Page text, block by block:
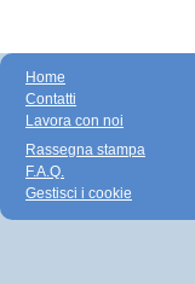
Home
Contatti
Lavora con noi
Rassegna stampa
F.A.Q.
Gestisci i cookie